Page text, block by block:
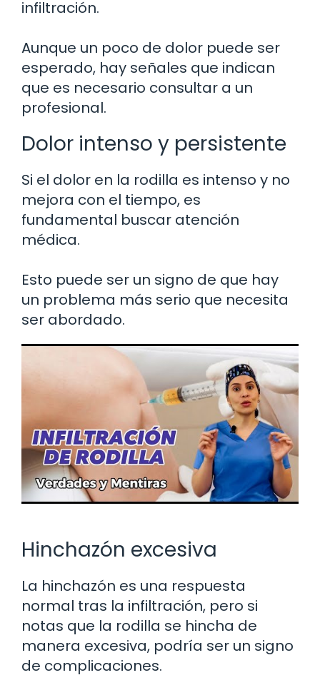
infiltración.
Aunque un poco de dolor puede ser
esperado, hay señales que indican
que es necesario consultar a un
profesional.
Dolor intenso y persistente
Si el dolor en la rodilla es intenso y no
mejora con el tiempo, es
fundamental buscar atención
médica.
Esto puede ser un signo de que hay
un problema más serio que necesita
ser abordado.
Hinchazón excesiva
La hinchazón es una respuesta
normal tras la infiltración, pero si
notas que la rodilla se hincha de
manera excesiva, podría ser un signo
de complicaciones.